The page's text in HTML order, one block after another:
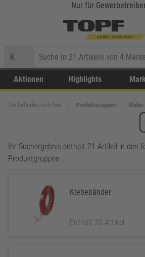
Nur für
K
Aktionen Highlights
Sie befinden sich hier: Produktgruppen
Ihr Suchergebnis enthält 21 Artikel in den
Produktgruppen…
Klebebänder
Enthält 20 Artikel